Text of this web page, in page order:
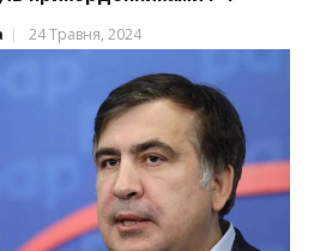
24 Травня, 2024